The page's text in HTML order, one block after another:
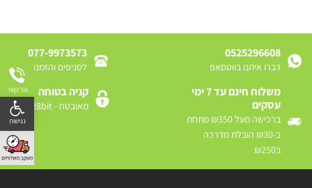
0525296608
דברו איתנו בווטסאפ
077-9973573
לסניפים והזמנות
משלוח חינם עד 7 ימי
עסקים
ברכישה מעל ₪350 מתחת
ב-₪30 הובלת מדרכה
ב₪250
קניה בטוחה
מאובטח - SSL 128bit
צור קשר